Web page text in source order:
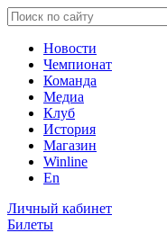
Новости
Чемпионат
Команда
Медиа
Клуб
История
Магазин
Winline
En
Личный кабинет
Билеты